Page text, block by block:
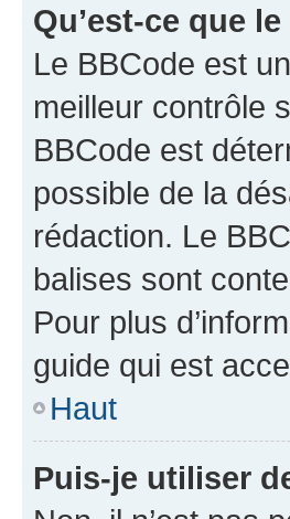
Qu’est-ce que
Le BBCode est
meilleur contrôle
BBCode est
possible de la
rédaction. Le
balises sont
Pour plus
guide qui est
Haut
Puis-je utiliser